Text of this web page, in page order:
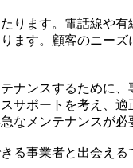
ります。電話線や
ます。顧客のニーズ
ナンスするために
サポートを考え、
なメンテナンスが
る事業者と出会える